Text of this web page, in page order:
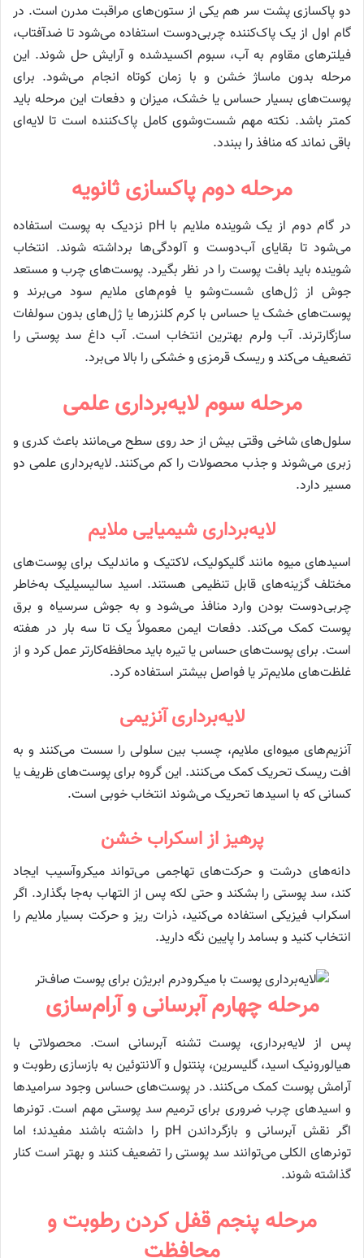
دو پاکسازی پشت سر هم یکی از ستون‌های مراقبت مدرن است. در
گام اول از یک پاک‌کننده چربی‌دوست استفاده می‌شود تا ضدآفتاب،
فیلترهای مقاوم به آب، سبوم اکسیدشده و آرایش حل شوند. این
مرحله بدون ماساژ خشن و با زمان کوتاه انجام می‌شود. برای
پوست‌های بسیار حساس یا خشک، میزان و دفعات این مرحله باید
کمتر باشد. نکته مهم شست‌وشوی کامل پاک‌کننده است تا لایه‌ای
باقی نماند که منافذ را ببندد.
مرحله دوم پاکسازی ثانویه
در گام دوم از یک شوینده ملایم با pH نزدیک به پوست استفاده
می‌شود تا بقایای آب‌دوست و آلودگی‌ها برداشته شوند. انتخاب
شوینده باید بافت پوست را در نظر بگیرد. پوست‌های چرب و مستعد
جوش از ژل‌های شست‌وشو یا فوم‌های ملایم سود می‌برند و
پوست‌های خشک یا حساس با کرم کلنزرها یا ژل‌های بدون سولفات
سازگارترند. آب ولرم بهترین انتخاب است. آب داغ سد پوستی را
تضعیف می‌کند و ریسک قرمزی و خشکی را بالا می‌برد.
مرحله سوم لایه‌برداری علمی
سلول‌های شاخی وقتی بیش از حد روی سطح می‌مانند باعث کدری و
زبری می‌شوند و جذب محصولات را کم می‌کنند. لایه‌برداری علمی دو
مسیر دارد.
لایه‌برداری شیمیایی ملایم
اسیدهای میوه مانند گلیکولیک، لاکتیک و ماندلیک برای پوست‌های
مختلف گزینه‌های قابل تنظیمی هستند. اسید سالیسیلیک به‌خاطر
چربی‌دوست بودن وارد منافذ می‌شود و به جوش سرسیاه و برق
پوست کمک می‌کند. دفعات ایمن معمولاً یک تا سه بار در هفته
است. برای پوست‌های حساس یا تیره باید محافظه‌کارتر عمل کرد و از
غلظت‌های ملایم‌تر یا فواصل بیشتر استفاده کرد.
لایه‌برداری آنزیمی
آنزیم‌های میوه‌ای ملایم، چسب بین سلولی را سست می‌کنند و به
افت ریسک تحریک کمک می‌کنند. این گروه برای پوست‌های ظریف یا
کسانی که با اسیدها تحریک می‌شوند انتخاب خوبی است.
پرهیز از اسکراب خشن
دانه‌های درشت و حرکت‌های تهاجمی می‌تواند میکروآسیب ایجاد
کند، سد پوستی را بشکند و حتی لکه پس از التهاب به‌جا بگذارد. اگر
اسکراب فیزیکی استفاده می‌کنید، ذرات ریز و حرکت بسیار ملایم را
انتخاب کنید و بسامد را پایین نگه دارید.
مرحله چهارم آبرسانی و آرام‌سازی
پس از لایه‌برداری، پوست تشنه آبرسانی است. محصولاتی با
هیالورونیک اسید، گلیسرین، پنتنول و آلانتوئین به بازسازی رطوبت و
آرامش پوست کمک می‌کنند. در پوست‌های حساس وجود سرامیدها
و اسیدهای چرب ضروری برای ترمیم سد پوستی مهم است. تونرها
اگر نقش آبرسانی و بازگرداندن pH را داشته باشند مفیدند؛ اما
تونرهای الکلی می‌توانند سد پوستی را تضعیف کنند و بهتر است کنار
گذاشته شوند.
مرحله پنجم قفل کردن رطوبت و